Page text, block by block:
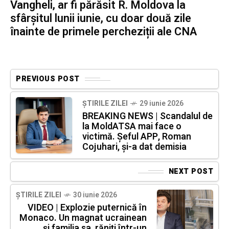
Vangheli, ar fi părăsit R. Moldova la
sfârșitul lunii iunie, cu doar două zile
înainte de primele percheziții ale CNA
PREVIOUS POST
ȘTIRILE ZILEI 29 iunie 2026
BREAKING NEWS | Scandalul de
la MoldATSA mai face o
victimă. Șeful APP, Roman
Cojuhari, și-a dat demisia
NEXT POST
ȘTIRILE ZILEI 30 iunie 2026
VIDEO | Explozie puternică în
Monaco. Un magnat ucrainean